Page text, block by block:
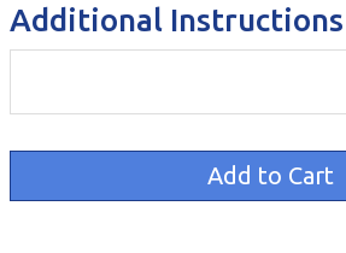
Additional Instructions